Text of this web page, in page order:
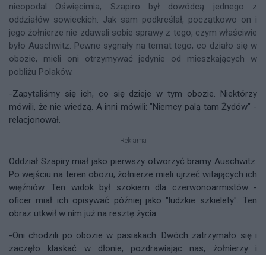
nieopodal Oświęcimia, Szapiro był dowódcą jednego z
oddziałów sowieckich. Jak sam podkreślał, początkowo on i
jego żołnierze nie zdawali sobie sprawy z tego, czym właściwie
było Auschwitz. Pewne sygnały na temat tego, co działo się w
obozie, mieli oni otrzymywać jedynie od mieszkających w
pobliżu Polaków.
-Zapytaliśmy się ich, co się dzieje w tym obozie. Niektórzy
mówili, że nie wiedzą. A inni mówili: "Niemcy palą tam Żydów" -
relacjonował.
Reklama
Oddział Szapiry miał jako pierwszy otworzyć bramy Auschwitz.
Po wejściu na teren obozu, żołnierze mieli ujrzeć witających ich
więźniów. Ten widok był szokiem dla czerwonoarmistów -
oficer miał ich opisywać później jako "ludzkie szkielety". Ten
obraz utkwił w nim już na resztę życia.
-Oni chodzili po obozie w pasiakach. Dwóch zatrzymało się i
zaczęło klaskać w dłonie, pozdrawiając nas, żołnierzy i